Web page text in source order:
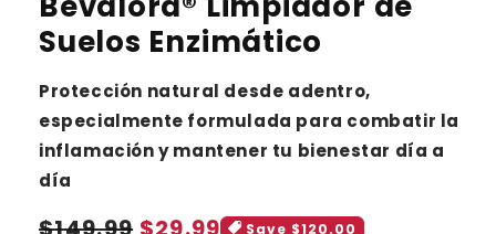
Suelos Enzimático
Protección natural desde adentro,
especialmente formulada para combatir la
inflamación y mantener tu bienestar día a
día
Save $120.00